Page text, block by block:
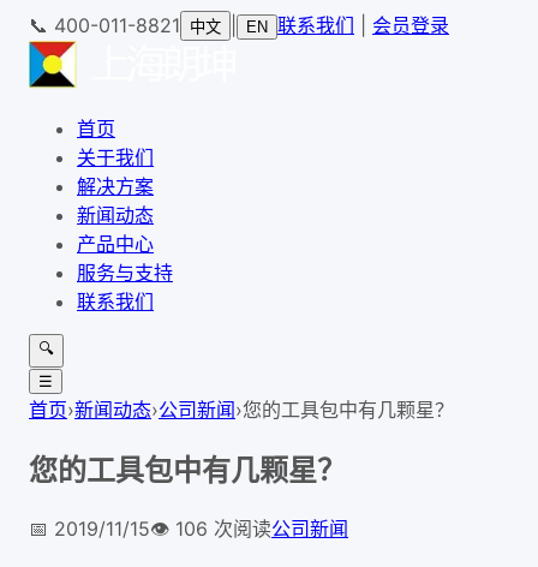
📞 400-011-8821 中文 EN 联系我们 会员登录
首页
关于我们
解决方案
新闻动态
产品中心
服务与支持
联系我们
🔍
☰
首页›新闻动态›公司新闻›您的工具包中有几颗星？
您的工具包中有几颗星？
📅 2019/11/15👁️ 106 次阅读公司新闻